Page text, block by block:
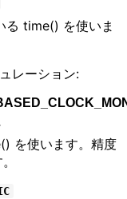
る time() を使いま
レーション:
を使います。精度